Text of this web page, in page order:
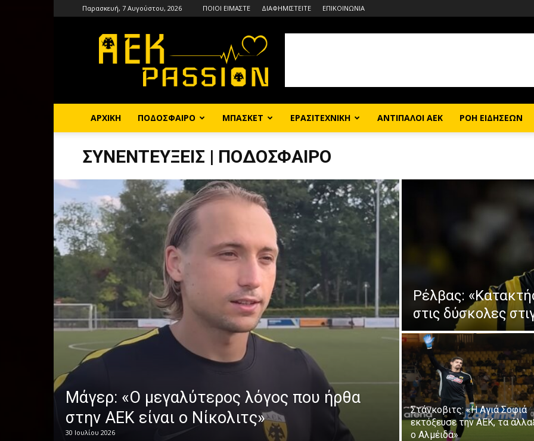
Παρασκευή, 7 Αυγούστου, 2026 ΠΟΙΟΙ ΕΙΜΑΣΤΕ ΔΙΑΦΗΜΙΣΤΕΙΤΕ ΕΠΙΚΟΙΝΩΝΙΑ
ΑΡΧΙΚΗ ΠΟΔΟΣΦΑΙΡΟ ΜΠΑΣΚΕΤ ΕΡΑΣΙΤΕΧΝΙΚΗ ΑΝΤΙΠΑΛΟΙ ΑΕΚ ΡΟΗ ΕΙΔΗΣΕΩΝ
ΣΥΝΕΝΤΕΥΞΕΙΣ | ΠΟΔΟΣΦΑΙΡΟ
Μάγερ: «Ο μεγαλύτερος λόγος που ήρθα
στην ΑΕΚ είναι ο Νίκολιτς»
30 Ιουλίου 2026
Ρέλβας:
στις δύσκολες
Στάνκοβιτς: «Η Αγιά Σοφιά
εκτόξευσε την ΑΕΚ, τα
ο Αλμέιδα»